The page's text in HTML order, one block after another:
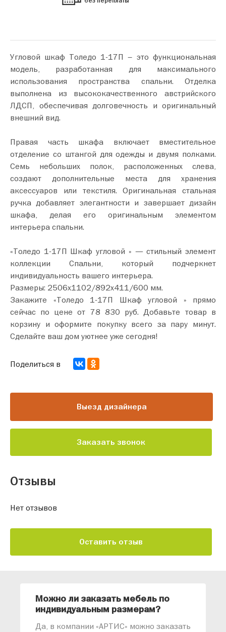
Угловой шкаф Толедо 1-17П – это функциональная
модель, разработанная для максимального
использования пространства спальни. Отделка
выполнена из высококачественного австрийского
ЛДСП, обеспечивая долговечность и оригинальный
внешний вид.
Правая часть шкафа включает вместительное
отделение со штангой для одежды и двумя полками.
Семь небольших полок, расположенных слева,
создают дополнительные места для хранения
аксессуаров или текстиля. Оригинальная стальная
ручка добавляет элегантности и завершает дизайн
шкафа, делая его оригинальным элементом
интерьера спальни.
«Толедо 1-17П Шкаф угловой » — стильный элемент
коллекции Спальни, который подчеркнет
индивидуальность вашего интерьера.
Размеры: 2506х1102/892х411/600 мм.
Закажите «Толедо 1-17П Шкаф угловой » прямо
сейчас по цене от 78 830 руб. Добавьте товар в
корзину и оформите покупку всего за пару минут.
Сделайте ваш дом уютнее уже сегодня!
Выезд дизайнера
Заказать звонок
Поделиться в
Отзывы
Нет отзывов
Оставить отзыв
Можно ли заказать мебель по
индивидуальным размерам?
Да, в компании «АРТИС» можно заказать